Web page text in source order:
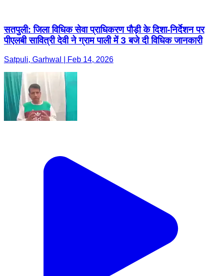
सतपुली: जिला विधिक सेवा प्राधिकरण पौड़ी के दिशा-निर्देशन पर
पीएलबी सावित्री देवी ने ग्राम पाली में 3 बजे दी विधिक जानकारी
Satpuli, Garhwal | Feb 14, 2026